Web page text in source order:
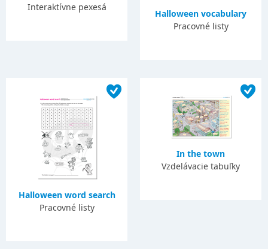
Interaktívne pexesá
Halloween vocabulary
Pracovné listy
Halloween word search
Pracovné listy
In the town
Vzdelávacie tabuľky